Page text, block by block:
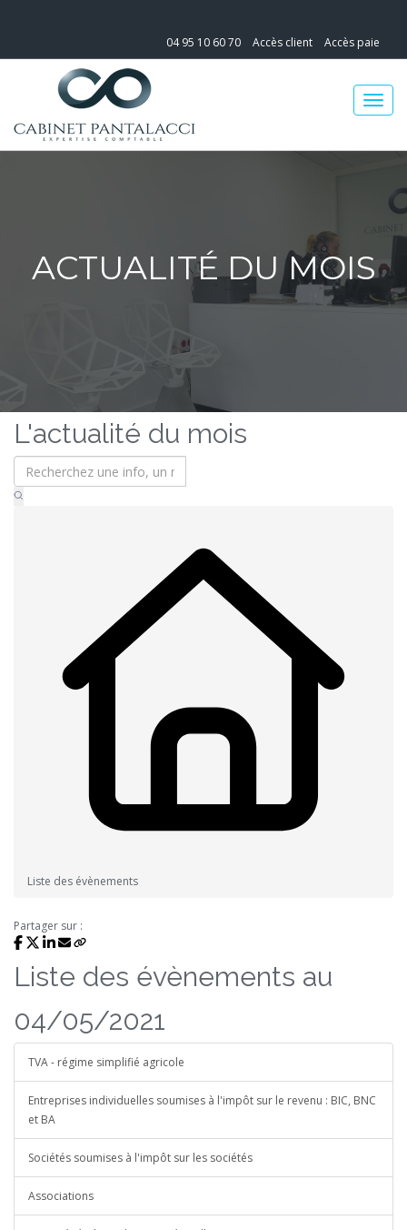
04 95 10 60 70 Accès client Accès paie
ACTUALITÉ DU MOIS
L'actualité du mois
Liste des évènements
Partager sur :
Liste des évènements au
04/05/2021
TVA - régime simplifié agricole
Entreprises individuelles soumises à l'impôt sur le revenu : BIC, BNC
et BA
Sociétés soumises à l'impôt sur les sociétés
Associations